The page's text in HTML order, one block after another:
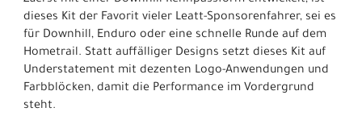
dieses Kit der Favorit vieler Leatt-Sponsorenfahrer, sei es
für Downhill, Enduro oder eine schnelle Runde auf dem
Hometrail. Statt auffälliger Designs setzt dieses Kit auf
Understatement mit dezenten Logo-Anwendungen und
Farbblöcken, damit die Performance im Vordergrund
steht.